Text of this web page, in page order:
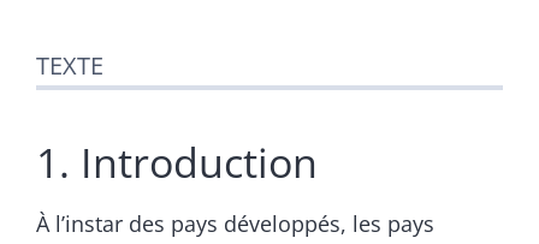
TEXTE
1. Introduction
À l’instar des pays développés, les pays